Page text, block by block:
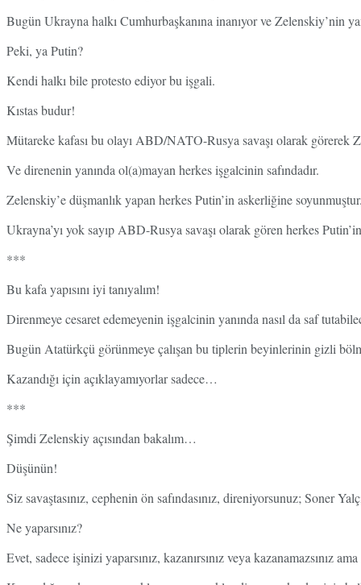
Bugün Ukrayna halkı Cumhurbaşkanına inanıyor ve Zelenskiy’nin
Peki, ya Putin?
Kendi halkı bile protesto ediyor bu işgali.
Kıstas budur!
Mütareke kafası bu olayı ABD/NATO-Rusya savaşı olarak görerek
Ve direnenin yanında ol(a)mayan herkes işgalcinin safındadır.
Zelenskiy’e düşmanlık yapan herkes Putin’in askerliğine
Ukrayna’yı yok sayıp ABD-Rusya savaşı olarak gören herkes Putin’in
***
Bu kafa yapısını iyi tanıyalım!
Direnmeye cesaret edemeyenin işgalcinin yanında nasıl da saf
Bugün Atatürkçü görünmeye çalışan bu tiplerin beyinlerinin gizli
Kazandığı için açıklayamıyorlar sadece…
***
Şimdi Zelenskiy açısından bakalım…
Düşünün!
Siz savaştasınız, cephenin ön safındasınız, direniyorsunuz; Soner
Ne yaparsınız?
Evet, sadece işinizi yaparsınız, kazanırsınız veya kazanamazsınız